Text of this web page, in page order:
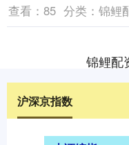
查看： 85 分类： 锦鲤
锦鲤配
沪深京指数